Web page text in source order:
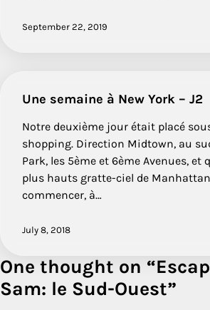
September 22, 2019
Une semaine à New York – J2
Notre deuxième jour était placé
shopping. Direction Midtown, au
Park, les 5ème et 6ème Avenues, et
plus hauts gratte-ciel de
commencer, à…
July 8, 2018
One thought on “
Sam: le Sud-Ouest”